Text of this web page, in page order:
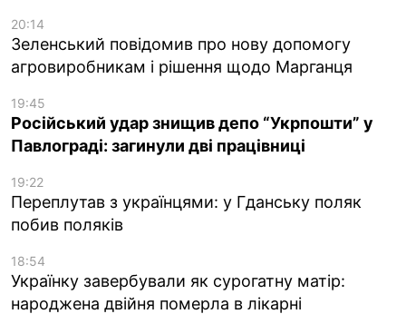
20:14
Зеленський повідомив про нову допомогу
агровиробникам і рішення щодо Марганця
19:45
Російський удар знищив депо “Укрпошти” у
Павлограді: загинули дві працівниці
19:22
Переплутав з українцями: у Гданську поляк
побив поляків
18:54
Українку завербували як сурогатну матір:
народжена двійня померла в лікарні